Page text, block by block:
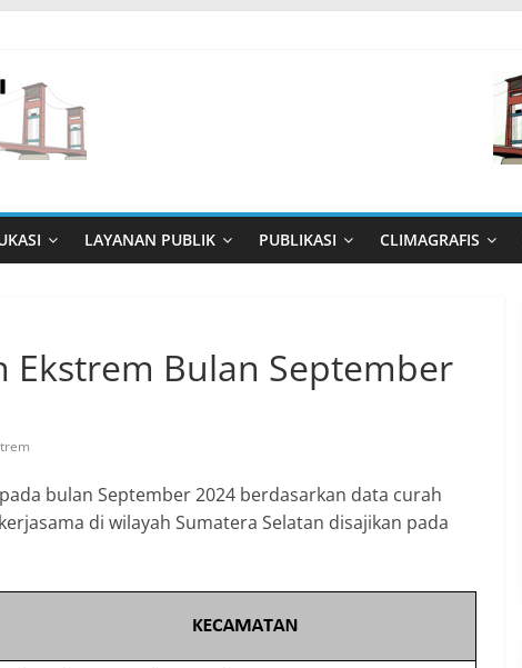
LAYANAN PUBLIK PUBLIKASI CLIMAGRAFIS
Ekstrem Bulan September
bulan September 2024 berdasarkan data curah
di wilayah Sumatera Selatan disajikan pada